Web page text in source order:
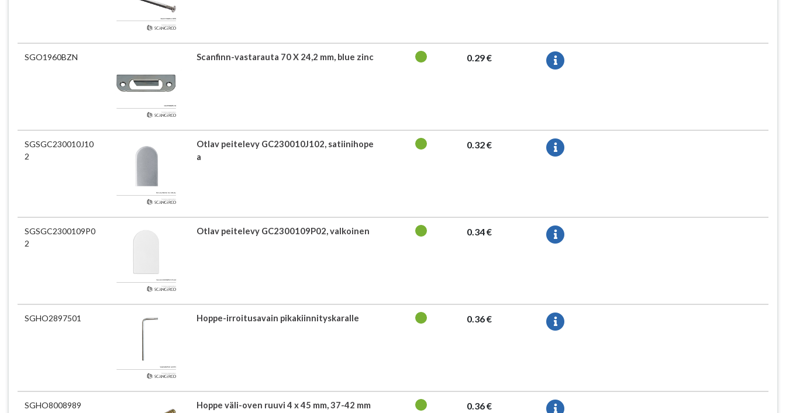
SGO1960BZN Scanfinn-vastarauta 70 X 24,2 mm, blue zinc 0.29 €
SGSGC230010J10
2
Otlav peitelevy GC230010J102, satiinihope
a
0.32 €
SGSGC2300109P0
2
Otlav peitelevy GC2300109P02, valkoinen 0.34 €
SGHO2897501 Hoppe-irroitusavain pikakiinnityskaralle 0.36 €
SGHO8008989 Hoppe väli-oven ruuvi 4 x 45 mm, 37-42 mm 0.36 €